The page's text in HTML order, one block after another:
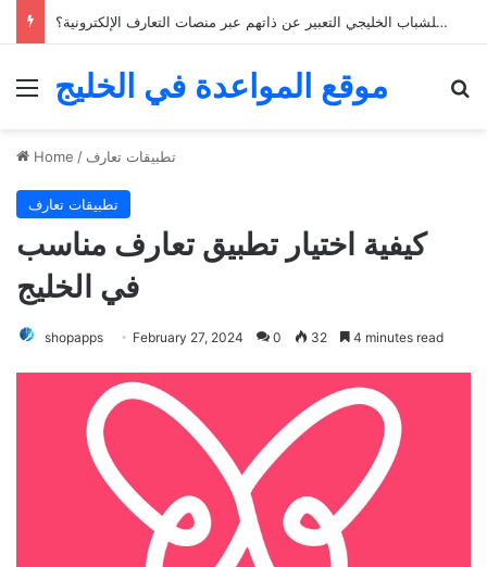
كيف يمكن للشباب الخليجي التعبير عن ذاتهم عبر منصات التعارف الإلكترونية؟
Menu
موقع المواعدة في الخليج
Home / تطبيقات تعارف
تطبيقات تعارف
كيفية اختيار تطبيق تعارف مناسب
في الخليج
shopapps February 27, 2024 0 32 4 minutes read